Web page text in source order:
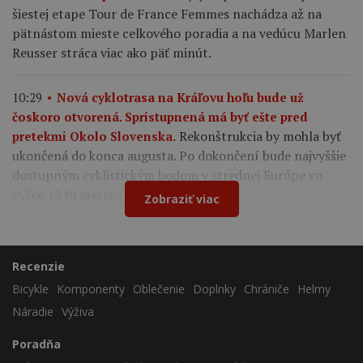
šiestej etape Tour de France Femmes nachádza až na
pätnástom mieste celkového poradia a na vedúcu Marlen
Reusser stráca viac ako päť minút.
10:29
Nová cyklotrasa na Kráľovu hoľu bude už
čoskoro otvorená. Sprístupnená má byť ešte pred
pretekmi Okolo Slovenska. Rekonštrukcia by mohla byť
ukončená do konca augusta. Po dokončení bude najvyššie
dostupným cyklistickým bodom v strednej Európe vo
výške 1940 metrov nad morom.
Zobraziť viac
Recenzie
Bicykle
Komponenty Oblečenie Doplnky Chrániče
Helmy
Náradie Výživa
Poradňa